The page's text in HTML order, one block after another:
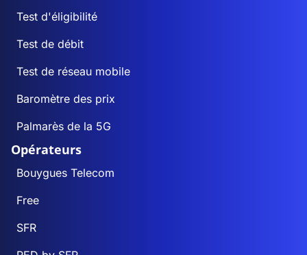
Test d'éligibilité
Test de débit
Test de réseau mobile
Baromètre des prix
Palmarès de la 5G
Opérateurs
Bouygues Telecom
Free
SFR